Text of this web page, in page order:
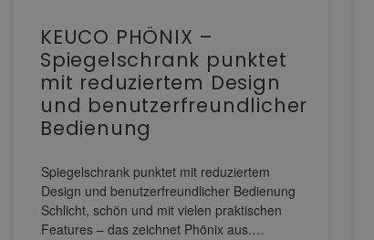
KEUCO PHÖNIX –
Spiegelschrank punktet
mit reduziertem Design
und benutzerfreundlicher
Bedienung
Spiegelschrank punktet mit reduziertem
Design und benutzerfreundlicher Bedienung
Schlicht, schön und mit vielen praktischen
Features – das zeichnet Phönix aus.…